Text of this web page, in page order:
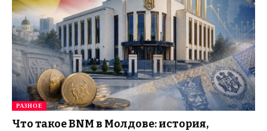
РАЗНОЕ
Что такое BNM в Молдове: история,